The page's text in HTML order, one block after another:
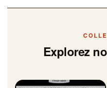
Explorez